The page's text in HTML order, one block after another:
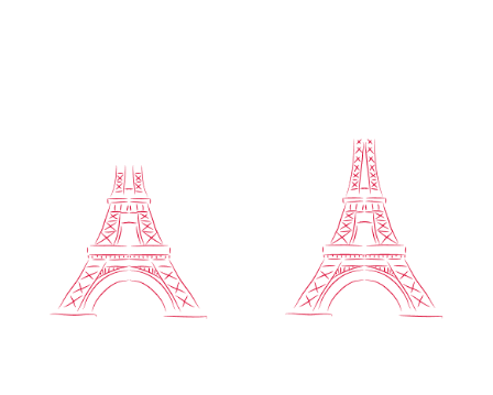
Es capaz de comprender
una amplia variedad de
textos extensos y con
cierto nivel de exigencia,
así como reconocer en
ellos sentidos implícitos.
Sabe expresarse de
forma fluida y
espontánea sin muestras
El estudiante puede
comprender sin ningún
esfuerzo prácticamente
todo lo que lee o
escucha. Puede volver a
plantear los hechos y
argumentos
provenientes de
diferentes fuentes, tanto
escritas como verbales,